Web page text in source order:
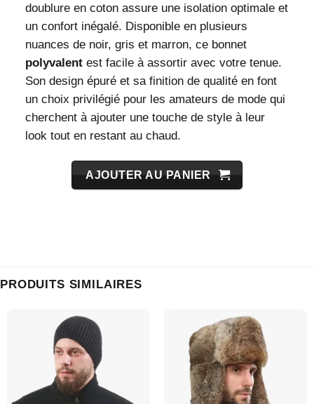
doublure en coton assure une isolation optimale et
un confort inégalé. Disponible en plusieurs
nuances de noir, gris et marron, ce bonnet
polyvalentest facile à assortir avec votre tenue.
Son design épuré et sa finition de qualité en font
un choix privilégié pour les amateurs de mode qui
cherchent à ajouter une touche de style à leur
look tout en restant au chaud.
AJOUTER AU PANIER
PRODUITS SIMILAIRES